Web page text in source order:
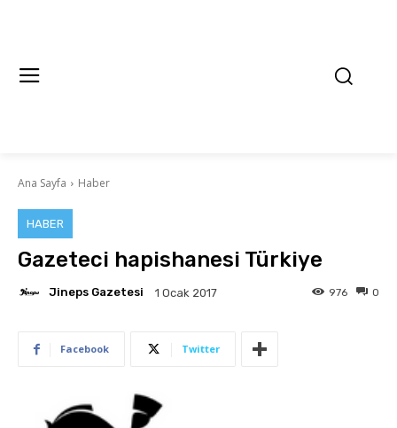
Ana Sayfa Haber
HABER
Gazeteci hapishanesi Türkiye
Jineps Gazetesi 1 Ocak 2017 0
976
Facebook Twitter